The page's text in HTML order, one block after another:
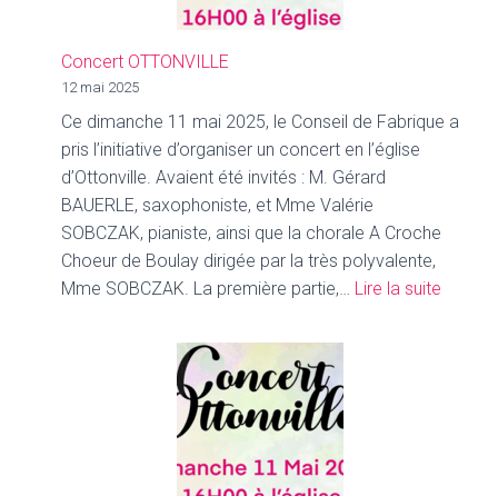
Concert OTTONVILLE
12 mai 2025
Ce dimanche 11 mai 2025, le Conseil de Fabrique a
pris l’initiative d’organiser un concert en l’église
d’Ottonville. Avaient été invités : M. Gérard
BAUERLE, saxophoniste, et Mme Valérie
SOBCZAK, pianiste, ainsi que la chorale A Croche
Choeur de Boulay dirigée par la très polyvalente,
Mme SOBCZAK. La première partie,… Lire la suite